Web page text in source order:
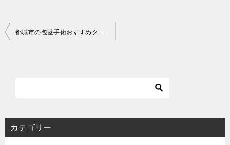
投
シ
都城市の包茎手術おすすめクリニックを料金や口コミで比較
カテゴリー